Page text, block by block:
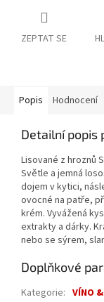
ZEPTAT SE
Popis Hodnocení
Detailní popis
Lisované z hroznů
Světle a jemná
dojem v kytici,
ovocné na patře,
krém. Vyvážená
extrakty a dárky.
nebo se sýrem,
Doplňkové
Kategorie: VÍNO